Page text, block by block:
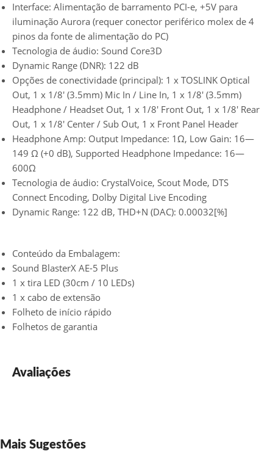
Interface: Alimentação de barramento PCI-e, +5V para
iluminação Aurora (requer conector periférico molex de 4
pinos da fonte de alimentação do PC)
Tecnologia de áudio: Sound Core3D
Dynamic Range (DNR): 122 dB
Opções de conectividade (principal): 1 x TOSLINK Optical
Out, 1 x 1/8′ (3.5mm) Mic In / Line In, 1 x 1/8′ (3.5mm)
Headphone / Headset Out, 1 x 1/8′ Front Out, 1 x 1/8′ Rear
Out, 1 x 1/8′ Center / Sub Out, 1 x Front Panel Header
Headphone Amp: Output Impedance: 1Ω, Low Gain: 16—
149 Ω (+0 dB), Supported Headphone Impedance: 16—
600Ω
Tecnologia de áudio: CrystalVoice, Scout Mode, DTS
Connect Encoding, Dolby Digital Live Encoding
Dynamic Range: 122 dB, THD+N (DAC): 0.00032[%]
Conteúdo da Embalagem:
Sound BlasterX AE-5 Plus
1 x tira LED (30cm / 10 LEDs)
1 x cabo de extensão
Folheto de início rápido
Folhetos de garantia
Avaliações
Mais Sugestões